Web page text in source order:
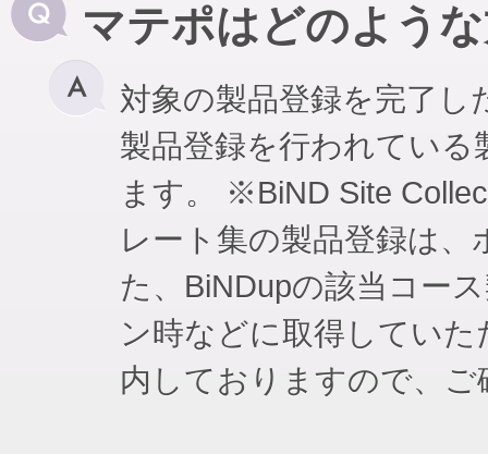
マテポはどのよう
対象の製品登録を完了
製品登録を行われてい
ます。 ※BiND Site
レート集の製品登録は
た、BiNDupの該当コー
ン時などに取得してい
内しておりますので、